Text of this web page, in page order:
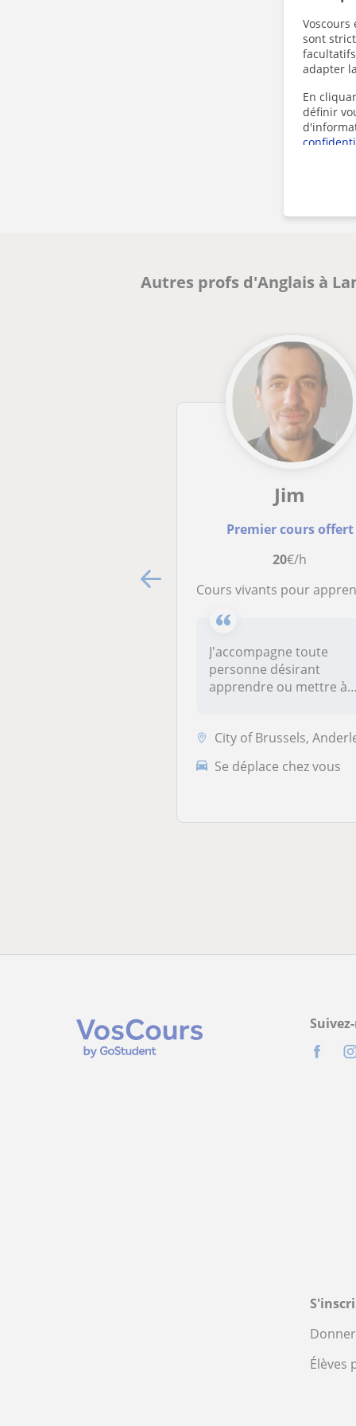
sont
adapter
En
définir
Autres profs d'Anglais à
Jim
Premier cours offert
20€/h
Cours vivants pour apprendre ou se mettre à niveau en
J'accompagne toute
personne désirant
apprendre ou mettre à
City of Brussels, Anderlecht, Beersel, Drogenbos, Ixelles,
Se déplace chez vous
Élèves